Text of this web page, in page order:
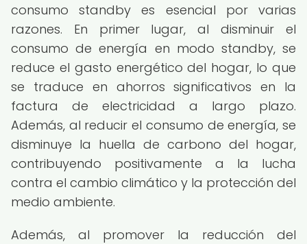
consumo standby es esencial por varias
razones. En primer lugar, al disminuir el
consumo de energía en modo standby, se
reduce el gasto energético del hogar, lo que
se traduce en ahorros significativos en la
factura de electricidad a largo plazo.
Además, al reducir el consumo de energía, se
disminuye la huella de carbono del hogar,
contribuyendo positivamente a la lucha
contra el cambio climático y la protección del
medio ambiente.
Además, al promover la reducción del